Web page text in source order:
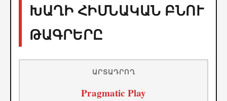
ԽԱՂԻ ՀԻՄՆԱԿԱՆ ԲՆՈՒ
ԹԱԳՐԵՐԸ
ԱՐՏԱԴՐՈՂ
Pragmatic Play